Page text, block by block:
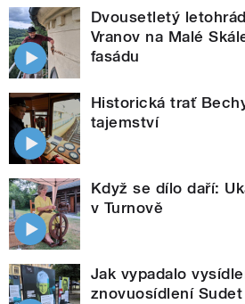
Dvousetletý
Vranov na Malé
fasádu
Historická trať
tajemství
Když se dílo daří:
v Turnově
Jak vypadalo
znovuosídlení